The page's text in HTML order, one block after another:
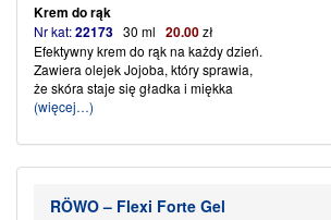
Krem do rąk
Nr kat:22173 30 ml 20.00zł
Efektywny krem do rąk na każdy dzień.
Zawiera olejek Jojoba, który sprawia,
że skóra staje się gładka i miękka
(więcej…)
RÖWO – Flexi Forte Gel